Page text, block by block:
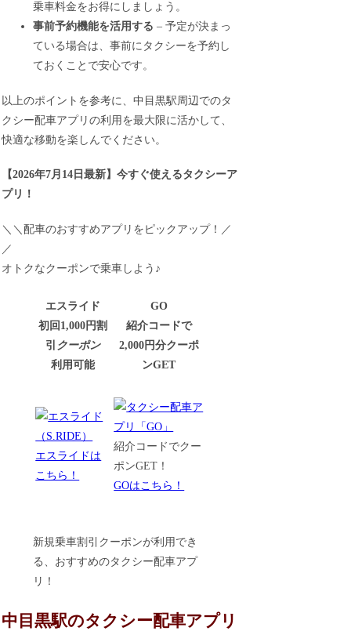
乗車料金をお得にしましょう。
事前予約機能を活用する – 予定が決まっ
ている場合は、事前にタクシーを予約し
ておくことで安心です。
以上のポイントを参考に、中目黒駅周辺でのタ
クシー配車アプリの利用を最大限に活かして、
快適な移動を楽しんでください。
【2026年7月14日最新】今すぐ使えるタクシーア
プリ！
＼＼配車のおすすめアプリをピックアップ！／
／
オトクなクーポンで乗車しよう♪
エスライド
初回1,000円割
引 クーポン
利用可能
GO
紹介コードで
2,000円分クーポ
ンGET
エスライドは
こちら！
紹介コードでクー
ポンGET！
GOはこちら！
新規乗車割引クーポンが利用でき
る、おすすめのタクシー配車アプ
リ！
中目黒駅のタクシー配車アプリ